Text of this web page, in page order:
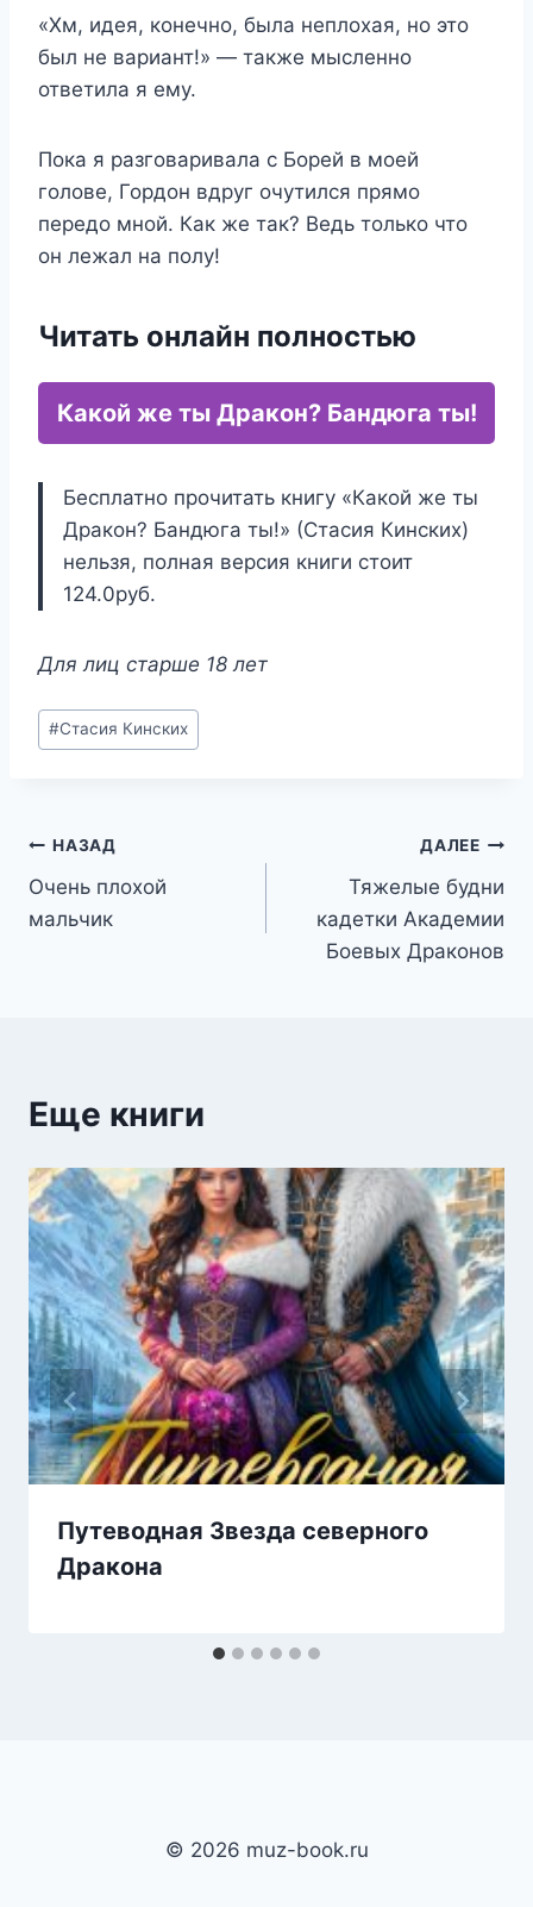
«Хм, идея, конечно, была неплохая, но это
был не вариант!» — также мысленно
ответила я ему.
Пока я разговаривала с Борей в моей
голове, Гордон вдруг очутился прямо
передо мной. Как же так? Ведь только что
он лежал на полу!
Читать онлайн полностью
Какой же ты Дракон? Бандюга ты!
Бесплатно прочитать книгу «Какой же ты
Дракон? Бандюга ты!» (Стасия Кинских)
нельзя, полная версия книги стоит
124.0руб.
Для лиц старше 18 лет
Метки
записи:
#Стасия Кинских
Навигация
по
НАЗАД
Очень плохой
мальчик
ДАЛЕЕ
Тяжелые будни
кадетки Академии
Боевых Драконов
Еще книги
Путеводная Звезда северного
Дракона
© 2026 muz-book.ru